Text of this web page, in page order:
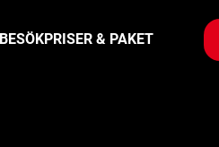
PRISER & PAKET